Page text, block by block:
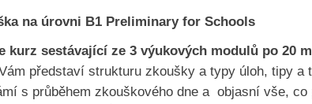
na úrovni B1 Preliminary for Schools
kurz sestávající ze 3 výukových modulů po 20
představí strukturu zkoušky a typy úloh, tipy
s průběhem zkouškového dne a objasní vše, co